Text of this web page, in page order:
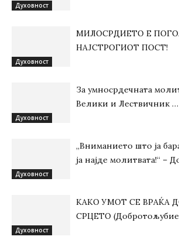
Духовност
Духовност
МИЛОСРДИЕТО Е
НАЈСТРОГИОТ ПОСТ!
Духовност
За умносрдечната
Велики и Лествичник
Духовност
„Вниманието што jа
jа најде молитвата!“ –
Духовност
КАКО УМОТ СЕ ВРАЌА
СРЦЕТО